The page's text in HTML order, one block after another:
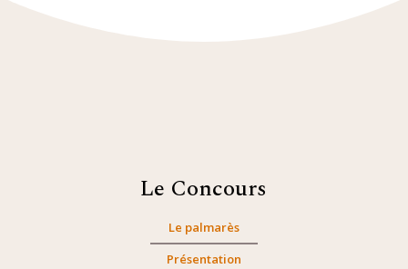
Le Concours
Le palmarès
Présentation